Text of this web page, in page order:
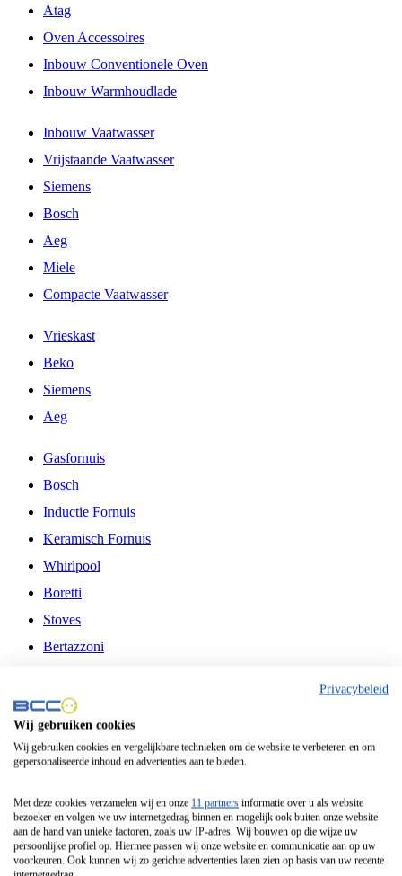
Atag
Oven Accessoires
Inbouw Conventionele Oven
Inbouw Warmhoudlade
Inbouw Vaatwasser
Vrijstaande Vaatwasser
Siemens
Bosch
Aeg
Miele
Compacte Vaatwasser
Vrieskast
Beko
Siemens
Aeg
Gasfornuis
Bosch
Inductie Fornuis
Keramisch Fornuis
Whirlpool
Boretti
Stoves
Bertazzoni
Fitelli
Airfryer
Frituurpan
Contactgrill
Broodbakmachine
Broodrooster
Privacybeleid
Wij gebruiken cookies
Wij gebruiken cookies en vergelijkbare technieken om de website te verbeteren en om
gepersonaliseerde inhoud en advertenties aan te bieden.
Met deze cookies verzamelen wij en onze 11 partners informatie over u als website
bezoeker en volgen we uw internetgedrag binnen en mogelijk ook buiten onze website
aan de hand van unieke factoren, zoals uw IP-adres. Wij bouwen op die wijze uw
persoonlijke profiel op. Hiermee passen wij onze website en communicatie aan op uw
voorkeuren. Ook kunnen wij zo gerichte advertenties laten zien op basis van uw recente